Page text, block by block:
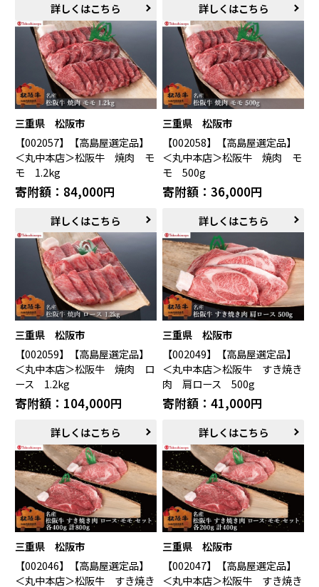
詳しくはこちら 詳しくはこちら
三重県 松阪市
【002057】【高島屋選定品】
＜丸中本店＞松阪牛 焼肉 モ
モ 1.2kg
寄附額：84,000円
詳しくはこちら
三重県 松阪市
【002058】【高島屋選定品】
＜丸中本店＞松阪牛 焼肉 モ
モ 500g
寄附額：36,000円
詳しくはこちら
三重県 松阪市
【002059】【高島屋選定品】
＜丸中本店＞松阪牛 焼肉 ロ
ース 1.2kg
寄附額：104,000円
詳しくはこちら
三重県 松阪市
【002049】【高島屋選定品】
＜丸中本店＞松阪牛 すき焼き
肉 肩ロース 500g
寄附額：41,000円
詳しくはこちら
三重県 松阪市
【002046】【高島屋選定品】
＜丸中本店＞松阪牛 すき焼き
三重県 松阪市
【002047】【高島屋選定品】
＜丸中本店＞松阪牛 すき焼き